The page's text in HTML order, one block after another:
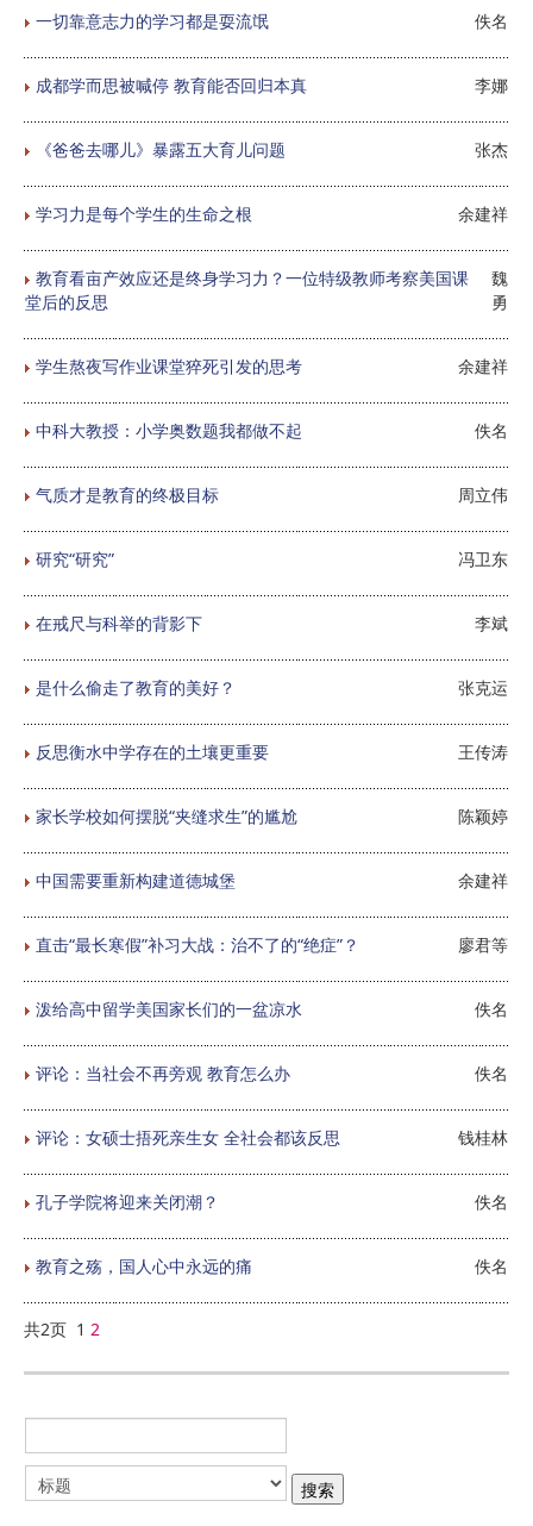
一切靠意志力的学习都是耍流氓 佚名
成都学而思被喊停 教育能否回归本真 李娜
《爸爸去哪儿》暴露五大育儿问题 张杰
学习力是每个学生的生命之根 余建祥
教育看亩产效应还是终身学习力？一位特级教师考察美国课
堂后的反思
魏
勇
学生熬夜写作业课堂猝死引发的思考 余建祥
中科大教授：小学奥数题我都做不起 佚名
气质才是教育的终极目标 周立伟
研究“研究” 冯卫东
在戒尺与科举的背影下 李斌
是什么偷走了教育的美好？ 张克运
反思衡水中学存在的土壤更重要 王传涛
家长学校如何摆脱“夹缝求生”的尴尬 陈颖婷
中国需要重新构建道德城堡 余建祥
直击“最长寒假”补习大战：治不了的“绝症”？ 廖君等
泼给高中留学美国家长们的一盆凉水 佚名
评论：当社会不再旁观 教育怎么办 佚名
评论：女硕士捂死亲生女 全社会都该反思 钱桂林
孔子学院将迎来关闭潮？ 佚名
教育之殇，国人心中永远的痛 佚名
共2页 1 2